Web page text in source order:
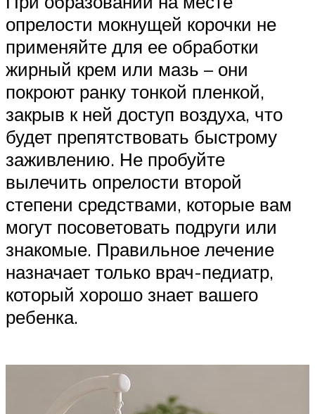
опрелости мокнущей корочки не
применяйте для ее обработки
жирный крем или мазь – они
покроют ранку тонкой пленкой,
закрыв к ней доступ воздуха, что
будет препятствовать быстрому
заживлению. Не пробуйте
вылечить опрелости второй
степени средствами, которые вам
могут посоветовать подруги или
знакомые. Правильное лечение
назначает только врач-педиатр,
который хорошо знает вашего
ребенка.